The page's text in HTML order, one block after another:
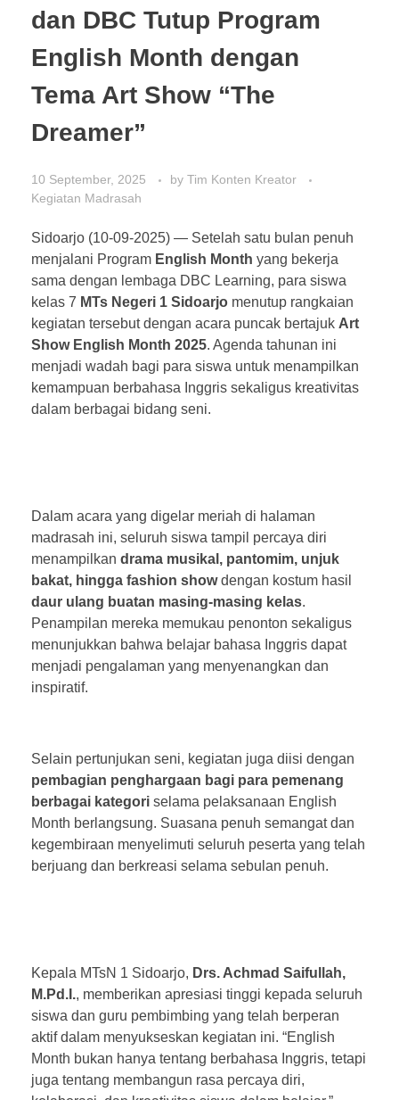
dan DBC Tutup Program
English Month dengan
Tema Art Show “The
Dreamer”
10 September, 2025 by Tim Konten Kreator
Kegiatan Madrasah
Sidoarjo (10-09-2025) — Setelah satu bulan penuh
menjalani Program English Month yang bekerja
sama dengan lembaga DBC Learning, para siswa
kelas 7 MTs Negeri 1 Sidoarjo menutup rangkaian
kegiatan tersebut dengan acara puncak bertajuk Art
Show English Month 2025. Agenda tahunan ini
menjadi wadah bagi para siswa untuk menampilkan
kemampuan berbahasa Inggris sekaligus kreativitas
dalam berbagai bidang seni.
Dalam acara yang digelar meriah di halaman
madrasah ini, seluruh siswa tampil percaya diri
menampilkan drama musikal, pantomim, unjuk
bakat, hingga fashion showdengan kostum hasil
daur ulang buatan masing-masing kelas.
Penampilan mereka memukau penonton sekaligus
menunjukkan bahwa belajar bahasa Inggris dapat
menjadi pengalaman yang menyenangkan dan
inspiratif.
Selain pertunjukan seni, kegiatan juga diisi dengan
pembagian penghargaan bagi para pemenang
berbagai kategori selama pelaksanaan English
Month berlangsung. Suasana penuh semangat dan
kegembiraan menyelimuti seluruh peserta yang telah
berjuang dan berkreasi selama sebulan penuh.
Kepala MTsN 1 Sidoarjo, Drs. Achmad Saifullah,
M.Pd.I., memberikan apresiasi tinggi kepada seluruh
siswa dan guru pembimbing yang telah berperan
aktif dalam menyukseskan kegiatan ini. “English
Month bukan hanya tentang berbahasa Inggris, tetapi
juga tentang membangun rasa percaya diri,